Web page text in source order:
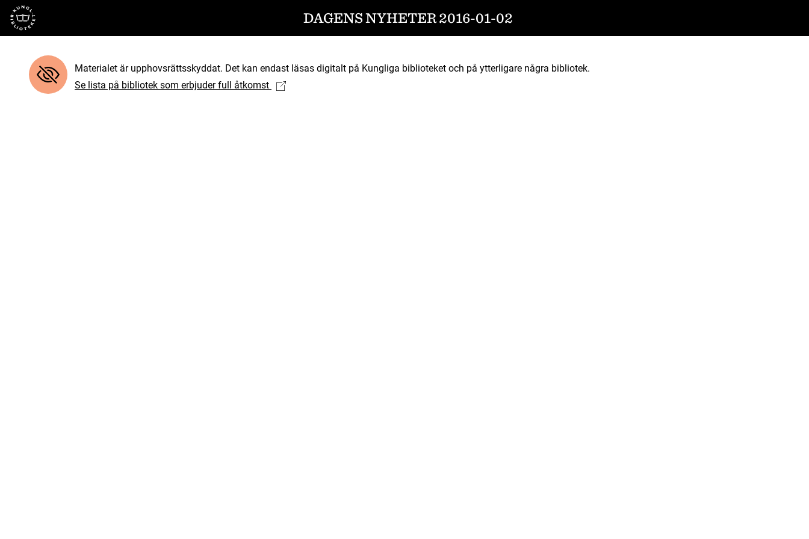
Till startsidan DAGENS NYHETER 2016-01-02
Materialet är upphovsrättsskyddat. Det kan endast läsas digitalt på Kungliga biblioteket och på ytterligare några bibliotek.
Se lista på bibliotek som erbjuder full åtkomst